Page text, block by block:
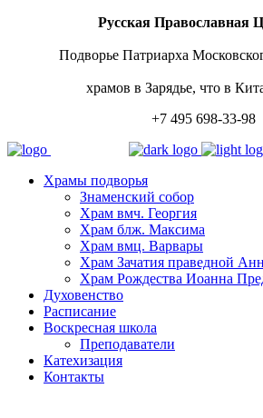
Русская Православная
Подворье Патриарха
храмов в Зарядье, что в
+7 495 698-33-98
Храмы подворья
Знаменский собор
Храм вмч. Георгия
Храм блж. Максима
Храм вмц. Варвары
Храм Зачатия праведной
Храм Рождества Иоанна
Духовенство
Расписание
Воскресная школа
Преподаватели
Катехизация
Контакты